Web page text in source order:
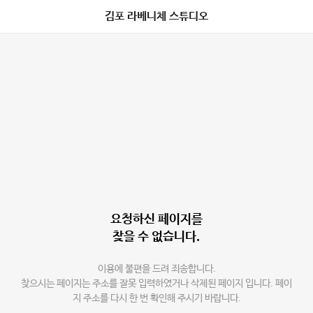
김포 라베니체 스튜디오
요청하신 페이지를
찾을 수 없습니다.
이용에 불편을 드려 죄송합니다.
찾으시는 페이지는 주소를 잘못 입력하였거나 삭제된 페이지 입니다. 페이
지 주소를 다시 한 번 확인해 주시기 바랍니다.